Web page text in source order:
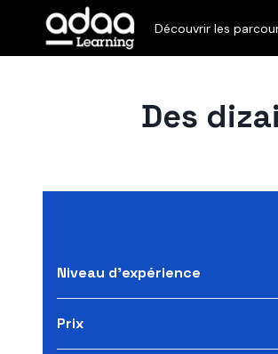
Découvrir les
Des
Niveau d'expérience
Prix